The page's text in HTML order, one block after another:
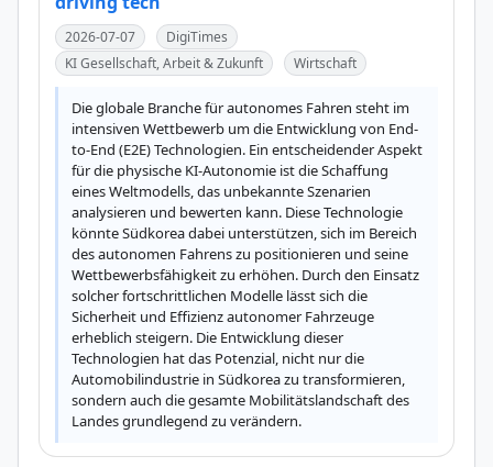
2026-07-07
DigiTimes
KI Gesellschaft, Arbeit & Zukunft
Wirtschaft
Die globale Branche für autonomes Fahren steht im
intensiven Wettbewerb um die Entwicklung von End-
to-End (E2E) Technologien. Ein entscheidender Aspekt
für die physische KI-Autonomie ist die Schaffung
eines Weltmodells, das unbekannte Szenarien
analysieren und bewerten kann. Diese Technologie
könnte Südkorea dabei unterstützen, sich im Bereich
des autonomen Fahrens zu positionieren und seine
Wettbewerbsfähigkeit zu erhöhen. Durch den Einsatz
solcher fortschrittlichen Modelle lässt sich die
Sicherheit und Effizienz autonomer Fahrzeuge
erheblich steigern. Die Entwicklung dieser
Technologien hat das Potenzial, nicht nur die
Automobilindustrie in Südkorea zu transformieren,
sondern auch die gesamte Mobilitätslandschaft des
Landes grundlegend zu verändern.